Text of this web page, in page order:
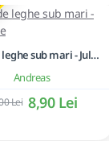
Andreas
20000 de leghe sub mari - Jules Verne
8,90 Lei
Lei